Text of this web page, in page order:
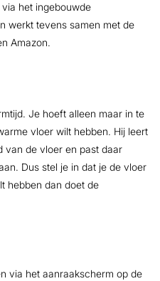
het ingebouwde
werkt tevens samen met de
Amazon.
Je hoeft alleen maar in te
vloer wilt hebben. Hij leert
van de vloer en past daar
Dus stel je in dat je de vloer
hebben dan doet de
via het aanraakscherm op de